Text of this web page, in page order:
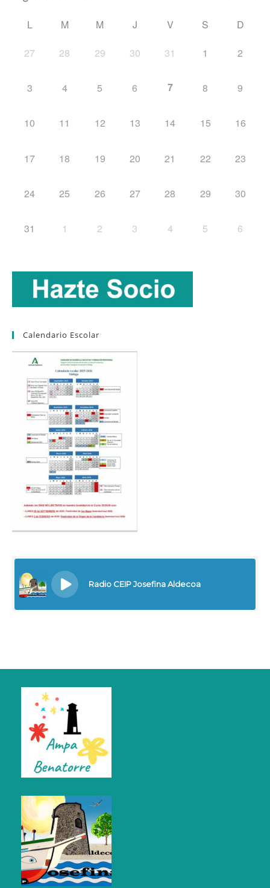
L M M J V S D
27 28 29 30 31 1 2
3 4 5 6 7 8 9
10 11 12 13 14 15 16
17 18 19 20 21 22 23
24 25 26 27 28 29 30
31 1 2 3 4 5 6
Calendario Escolar